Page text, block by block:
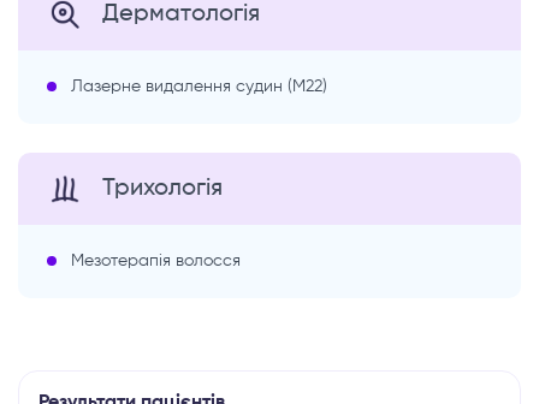
Дерматологія
Лазерне видалення судин (M22)
Трихологія
Мезотерапія волосся